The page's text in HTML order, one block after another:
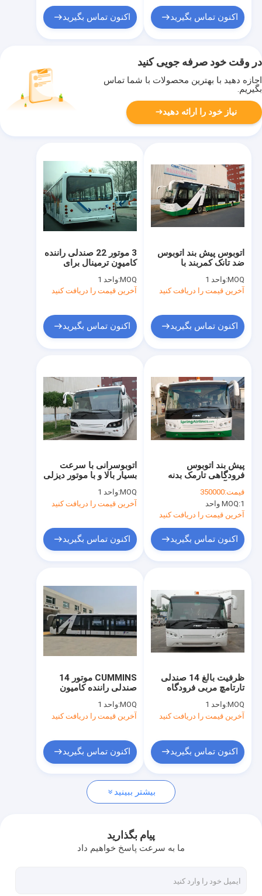
محصولات
درباره ما
تور کارخانه
با ما تماس بگیرید
اخبار
درخواست نقل قول
اتوبوس پیشخوان فرودگاه
پله های مسافری خودکششی
آمبولیفت فرودگاهی
اکنون تماس بگیرید اکنون تماس بگیرید
در وقت خود صرفه جویی کنید
اجازه دهید با بهترین محصولات با شما تماس
بگیریم.
نیاز خود را ارائه دهید
3 موتور 22 صندلی راننده
کامیون ترمینال برای
MOQ: واحد 1
آخرین قیمت را دریافت کنید
اکنون تماس بگیرید
اتوبوس پیش بند اتوبوس
ضد تانک کمربند با
MOQ: واحد 1
آخرین قیمت را دریافت کنید
اکنون تماس بگیرید
اتوبوسرانی با سرعت
بسیار بالا و با موتور دیزلی
MOQ: واحد 1
آخرین قیمت را دریافت کنید
اکنون تماس بگیرید
پیش بند اتوبوس
فرودگاهی تارمک بدنه
قیمت:350000
MOQ:1 واحد
آخرین قیمت را دریافت کنید
اکنون تماس بگیرید
CUMMINS موتور 14
صندلی راننده کامیون
MOQ: واحد 1
آخرین قیمت را دریافت کنید
اکنون تماس بگیرید
ظرفیت بالغ 14 صندلی
تارتامچ مربی فرودگاه
7100mm
MOQ: واحد 1
آخرین قیمت را دریافت کنید
اکنون تماس بگیرید
بیشتر ببینید
پیام بگذارید
ما به سرعت پاسخ خواهیم داد